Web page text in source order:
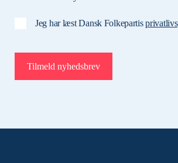
Jeg har læst Dansk Folkepartis